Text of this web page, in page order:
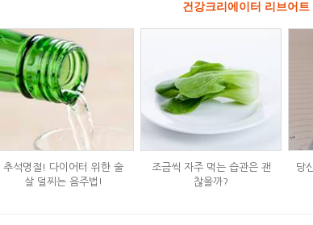
건강크리에이터 리브어트
추석명절! 다이어터 위한 술
살 덜찌는 음주법!
조금씩 자주 먹는 습관은 괜
찮을까?
당